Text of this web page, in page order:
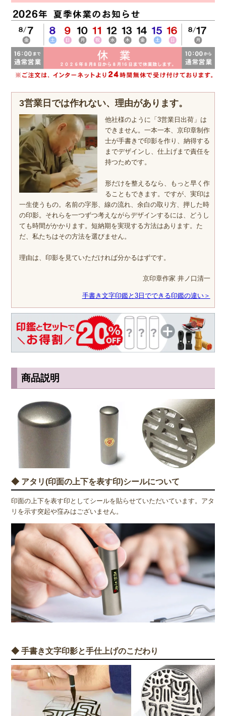
3営業日では作れない、理由があります。
他社様のように「3営業日出荷」は
できません。一本一本、京印章制作
士が手書きで印影を作り、納得する
までデザインし、仕上げまで責任を
持つためです。
形だけを整えるなら、もっと早く作
ることもできます。ですが、実印は
一生使うもの。名前の字形、線の流れ、余白の取り方、押した時
の印影。それらを一つずつ考えながらデザインするには、どうし
ても時間がかかります。短納期を実現する方法はあります。た
だ、私たちはその方法を選びません。
理由は、印影を見ていただければ分かるはずです。
京印章作家 井ノ口清一
手書き文字印鑑と3日でできる印鑑の違い＞
商品説明
◆ アタリ(印面の上下を表す印)シールについて
印面の上下を表す印としてシールを貼らせていただいています。アタ
リを示す突起や窪みはございません。
◆ 手書き文字印影と手仕上げのこだわり